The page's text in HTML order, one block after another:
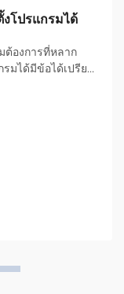
โปรแกรมได้
ต้องการที่หลาก
มได้มีข้อได้เปรียบ
ที่สามารถให้แรง